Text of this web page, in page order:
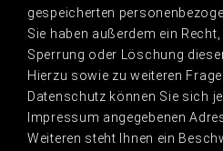
gespeicherten
Sie haben außerdem ein
Sperrung oder Löschung
Hierzu sowie zu weiteren
Datenschutz können Sie sich
Impressum angegebenen
Weiteren steht Ihnen ein